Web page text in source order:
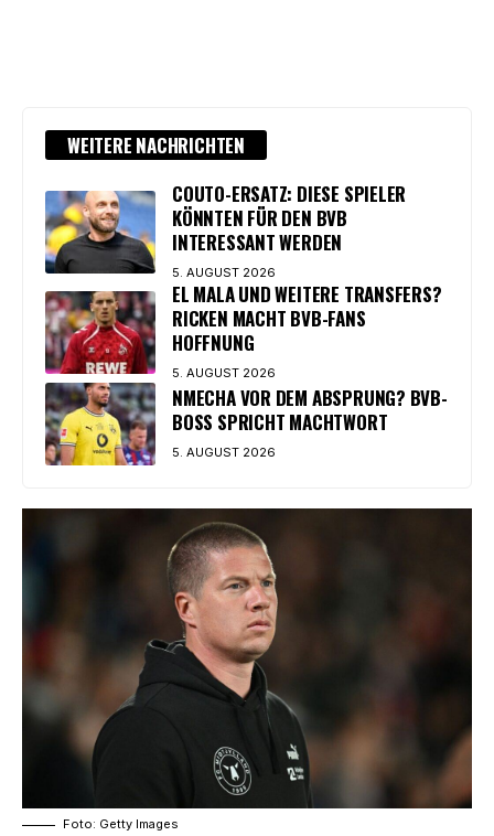
WEITERE NACHRICHTEN
COUTO-ERSATZ: DIESE SPIELER
KÖNNTEN FÜR DEN BVB
INTERESSANT WERDEN
5. AUGUST 2026
EL MALA UND WEITERE TRANSFERS?
RICKEN MACHT BVB-FANS
HOFFNUNG
5. AUGUST 2026
NMECHA VOR DEM ABSPRUNG? BVB-
BOSS SPRICHT MACHTWORT
5. AUGUST 2026
Foto: Getty Images